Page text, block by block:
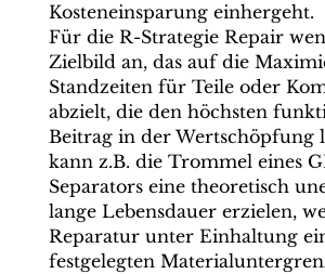
Kosteneinsparung einhergeht.
Für die R-Strategie Repair
Zielbild an, das auf die
Standzeiten für Teile oder
abzielt, die den höchsten
Beitrag in der Wertschöpfung
kann z.B. die Trommel eines
Separators eine theoretisch
lange Lebensdauer erzielen,
Reparatur unter Einhaltung
festgelegten